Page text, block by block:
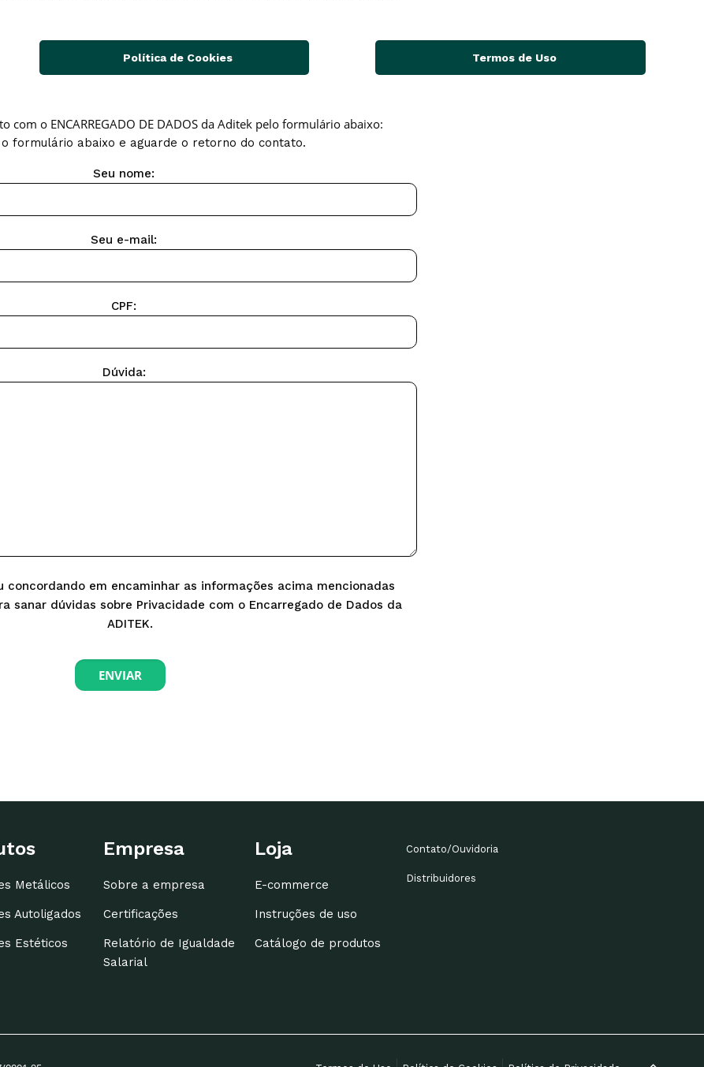
Política de Cookies Termos de Uso
com o ENCARREGADO DE DADOS da Aditek pelo formulário abaixo:
formulário abaixo e aguarde o retorno do contato.
Seu nome:
Seu e-mail:
CPF:
Dúvida:
concordando em encaminhar as informações acima mencionadas
sanar dúvidas sobre Privacidade com o Encarregado de Dados da
ADITEK.
Metálicos
Autoligados
Estéticos
Empresa
Sobre a empresa
Certificações
Relatório de Igualdade
Salarial
Loja
E-commerce
Instruções de uso
Catálogo de produtos
Contato/Ouvidoria
Distribuidores